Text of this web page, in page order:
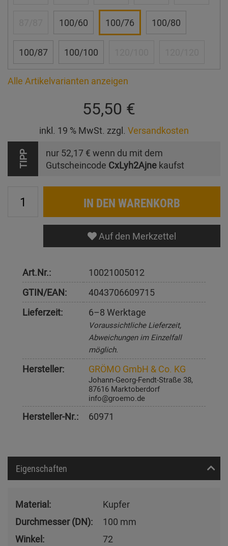
100/60 100/76 100/80
100/87 100/100
Alle Artikelvarianten anzeigen
55,50 €
inkl. 19 % MwSt. zzgl. Versandkosten
TIPP nur 52,17 € wenn du mit dem
Gutscheincode CxLyh2Ajne kaufst
IN DEN WARENKORB
Auf den Merkzettel
Art.Nr.:
10021005012
GTIN/EAN:
4043706609715
Lieferzeit:
6–8 Werktage
Voraussichtliche Lieferzeit,
Abweichungen im Einzelfall
möglich.
Hersteller: GRÖMO GmbH & Co. KG
Johann-Georg-Fendt-Straße 38,
87616 Marktoberdorf
info@groemo.de
Hersteller-Nr.: 60971
Eigenschaften
Material:
Kupfer
Durchmesser (DN):
100 mm
Winkel:
72